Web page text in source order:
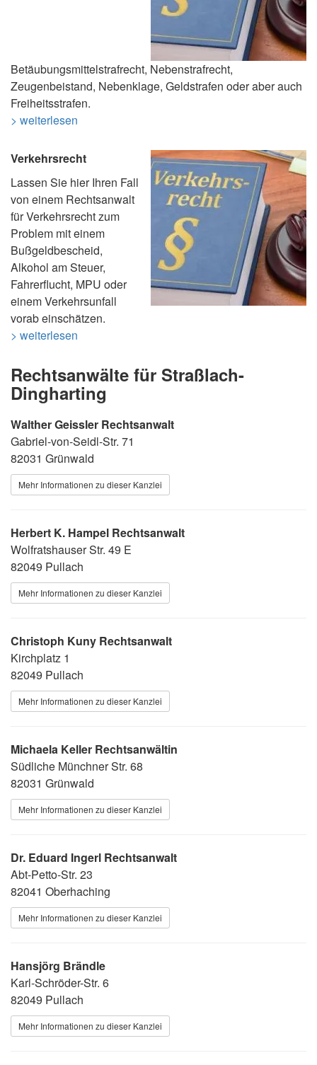
Betäubungsmittelstrafrecht, Nebenstrafrecht,
Zeugenbeistand, Nebenklage, Geldstrafen oder aber auch
Freiheitsstrafen.
> weiterlesen
Verkehrsrecht
Lassen Sie hier Ihren Fall
von einem Rechtsanwalt
für Verkehrsrecht zum
Problem mit einem
Bußgeldbescheid,
Alkohol am Steuer,
Fahrerflucht, MPU oder
einem Verkehrsunfall
vorab einschätzen.
> weiterlesen
Rechtsanwälte für Straßlach-
Dingharting
Walther Geissler Rechtsanwalt
Gabriel-von-Seidl-Str. 71
82031 Grünwald
Mehr Informationen zu dieser Kanzlei
Herbert K. Hampel Rechtsanwalt
Wolfratshauser Str. 49 E
82049 Pullach
Mehr Informationen zu dieser Kanzlei
Christoph Kuny Rechtsanwalt
Kirchplatz 1
82049 Pullach
Mehr Informationen zu dieser Kanzlei
Michaela Keller Rechtsanwältin
Südliche Münchner Str. 68
82031 Grünwald
Mehr Informationen zu dieser Kanzlei
Dr. Eduard Ingerl Rechtsanwalt
Abt-Petto-Str. 23
82041 Oberhaching
Mehr Informationen zu dieser Kanzlei
Hansjörg Brändle
Karl-Schröder-Str. 6
82049 Pullach
Mehr Informationen zu dieser Kanzlei